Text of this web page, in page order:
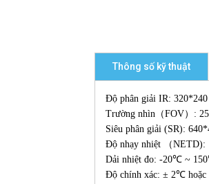
Thông số kỹ thuật
Độ phân giải IR: 320*240
Trường nhìn（FOV）:
Siêu phân giải (SR):
Độ nhạy nhiệt （
Dải nhiệt đo: -20℃ ~
Độ chính xác: ± 2℃